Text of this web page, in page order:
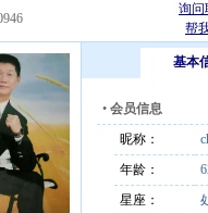
询问
帮
基本
• 会员信息
昵称：
年龄：
星座：